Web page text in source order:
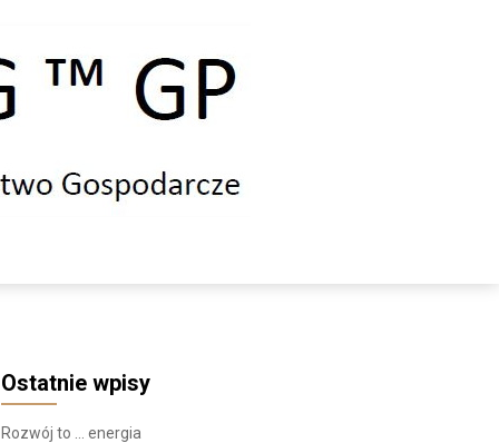
Ostatnie wpisy
Rozwój to … energia